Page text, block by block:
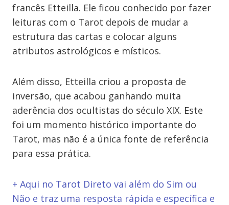
francês Etteilla. Ele ficou conhecido por fazer
leituras com o Tarot depois de mudar a
estrutura das cartas e colocar alguns
atributos astrológicos e místicos.
Além disso, Etteilla criou a proposta de
inversão, que acabou ganhando muita
aderência dos ocultistas do século XIX. Este
foi um momento histórico importante do
Tarot, mas não é a única fonte de referência
para essa prática.
+ Aqui no Tarot Direto vai além do Sim ou
Não e traz uma resposta rápida e específica e